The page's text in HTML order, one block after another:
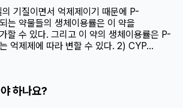
기질이면서 억제제이기 때문에 P-
는 약물들의 생체이용률은 이 약을
할 수 있다. 그리고 이 약의 생체이용률은 P-
억제제에 따라 변할 수 있다. 2) CYP...
하나요?